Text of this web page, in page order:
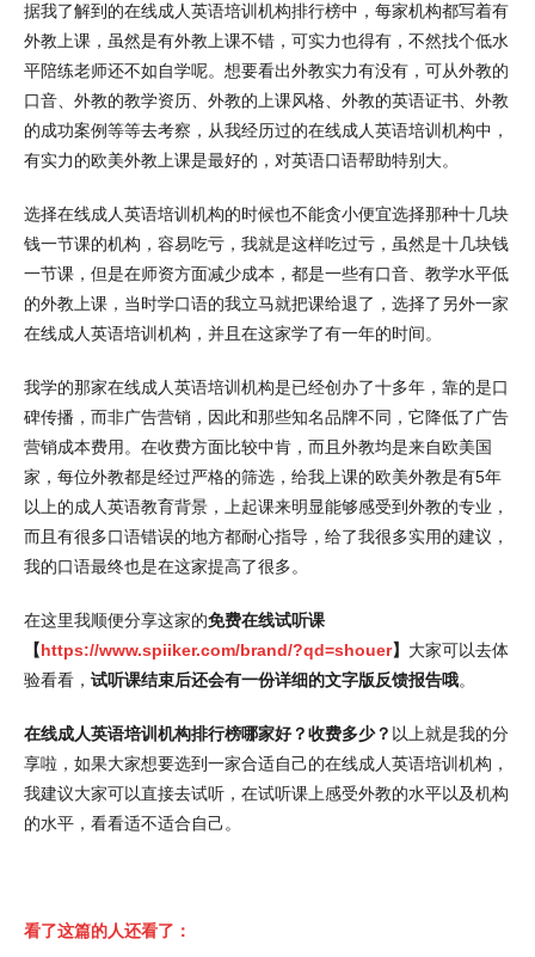
据我了解到的在线成人英语培训机构排行榜中，每家机构都写着有
外教上课，虽然是有外教上课不错，可实力也得有，不然找个低水
平陪练老师还不如自学呢。想要看出外教实力有没有，可从外教的
口音、外教的教学资历、外教的上课风格、外教的英语证书、外教
的成功案例等等去考察，从我经历过的在线成人英语培训机构中，
有实力的欧美外教上课是最好的，对英语口语帮助特别大。
选择在线成人英语培训机构的时候也不能贪小便宜选择那种十几块
钱一节课的机构，容易吃亏，我就是这样吃过亏，虽然是十几块钱
一节课，但是在师资方面减少成本，都是一些有口音、教学水平低
的外教上课，当时学口语的我立马就把课给退了，选择了另外一家
在线成人英语培训机构，并且在这家学了有一年的时间。
我学的那家在线成人英语培训机构是已经创办了十多年，靠的是口
碑传播，而非广告营销，因此和那些知名品牌不同，它降低了广告
营销成本费用。在收费方面比较中肯，而且外教均是来自欧美国
家，每位外教都是经过严格的筛选，给我上课的欧美外教是有5年
以上的成人英语教育背景，上起课来明显能够感受到外教的专业，
而且有很多口语错误的地方都耐心指导，给了我很多实用的建议，
我的口语最终也是在这家提高了很多。
在这里我顺便分享这家的免费在线试听课
【https://www.spiiker.com/brand/?qd=shouer】 大家可以去体
验看看， 试听课结束后还会有一份详细的文字版反馈报告哦。
在线成人英语培训机构排行榜哪家好？收费多少？ 以上就是我的分
享啦，如果大家想要选到一家合适自己的在线成人英语培训机构，
我建议大家可以直接去试听，在试听课上感受外教的水平以及机构
的水平，看看适不适合自己。
看了这篇的人还看了：